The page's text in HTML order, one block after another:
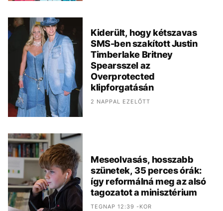
Kiderült, hogy kétszavas
SMS-ben szakított Justin
Timberlake Britney
Spearsszel az
Overprotected
klipforgatásán
2 NAPPAL EZELŐTT
Meseolvasás, hosszabb
szünetek, 35 perces órák:
így reformálná meg az alsó
tagozatot a minisztérium
TEGNAP 12:39 -KOR